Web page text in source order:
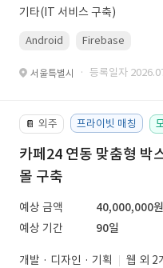
기타(IT 서비스 구축)
Android Firebase
서울특별시 · 등록일자
📔 외주 프라이빗 매칭
카페24 연동 맞춤형 박
몰 구축
예상 금액
40,000,000원
예상 기간
90일
개발 · 디자인 · 기획
웹 외 2